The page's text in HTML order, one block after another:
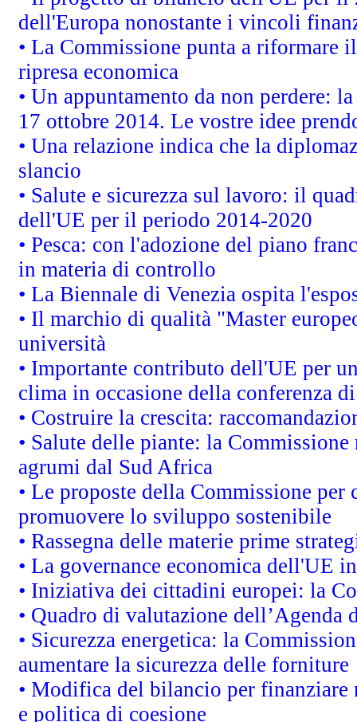
dell'Europa nonostante i vincoli
• La Commissione punta a riformare
ripresa economica
• Un appuntamento da non perdere:
17 ottobre 2014. Le vostre idee
• Una relazione indica che la
slancio
• Salute e sicurezza sul lavoro: il
dell'UE per il periodo 2014-2020
• Pesca: con l'adozione del piano
in materia di controllo
• La Biennale di Venezia ospita
• Il marchio di qualità "Master
università
• Importante contributo dell'UE per
clima in occasione della conferenza
• Costruire la crescita:
• Salute delle piante: la
agrumi dal Sud Africa
• Le proposte della Commissione
promuovere lo sviluppo sostenibile
• Rassegna delle materie prime
• La governance economica dell'UE
• Iniziativa dei cittadini europei: la
• Quadro di valutazione
• Sicurezza energetica: la
aumentare la sicurezza delle forniture
• Modifica del bilancio per finanziare
e politica di coesione